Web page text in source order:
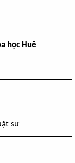
học Huế
sư